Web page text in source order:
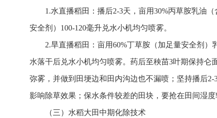
1.水直播稻田：播后2-3天，亩用30%丙草胺乳油
安全剂）100-120毫升兑水小机均匀喷雾。
2.旱直播稻田：亩用60%丁草胺（加足量安全剂）
水落干后兑水小机均匀喷雾。药后至秧苗3叶期保持
弥雾，并做到田埂边和田内沟边也不漏喷；坚持播后
影响除草效果；保水条件较差的田块，要抢在田间湿
（三）水稻大田中期化除技术